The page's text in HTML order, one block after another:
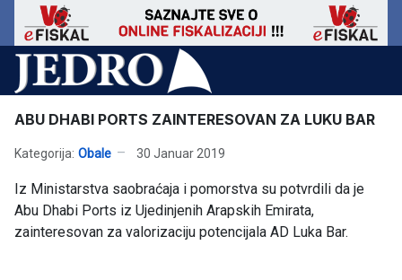
ABU DHABI PORTS ZAINTERESOVAN ZA LUKU BAR
Kategorija: Obale 30 Januar 2019
Iz Ministarstva saobraćaja i pomorstva su potvrdili da je
Abu Dhabi Ports iz Ujedinjenih Arapskih Emirata,
zainteresovan za valorizaciju potencijala AD Luka Bar.